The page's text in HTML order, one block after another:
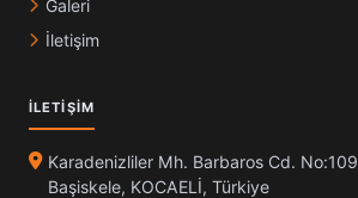
Galeri
İletişim
İLETIŞIM
Karadenizliler Mh. Barbaros Cd. No:109
Başiskele, KOCAELİ, Türkiye